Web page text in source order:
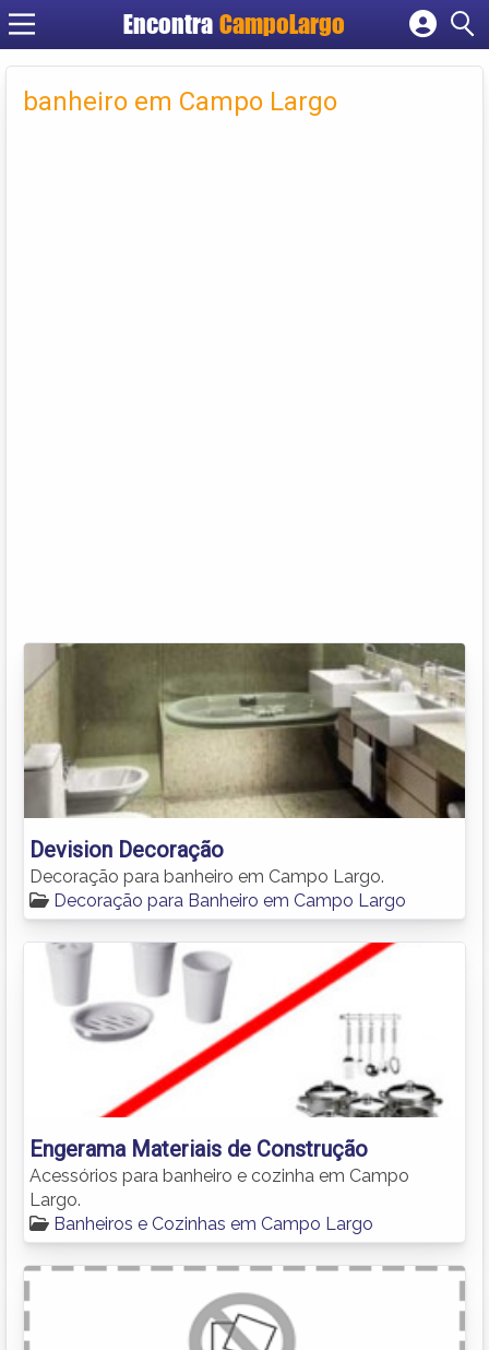
Encontra CampoLargo
Cadastrar empresa
Criar conta
banheiro em Campo Largo
Devision Decoração
Decoração para banheiro em Campo Largo.
Decoração para Banheiro em Campo Largo
Engerama Materiais de Construção
Acessórios para banheiro e cozinha em Campo
Largo.
Banheiros e Cozinhas em Campo Largo